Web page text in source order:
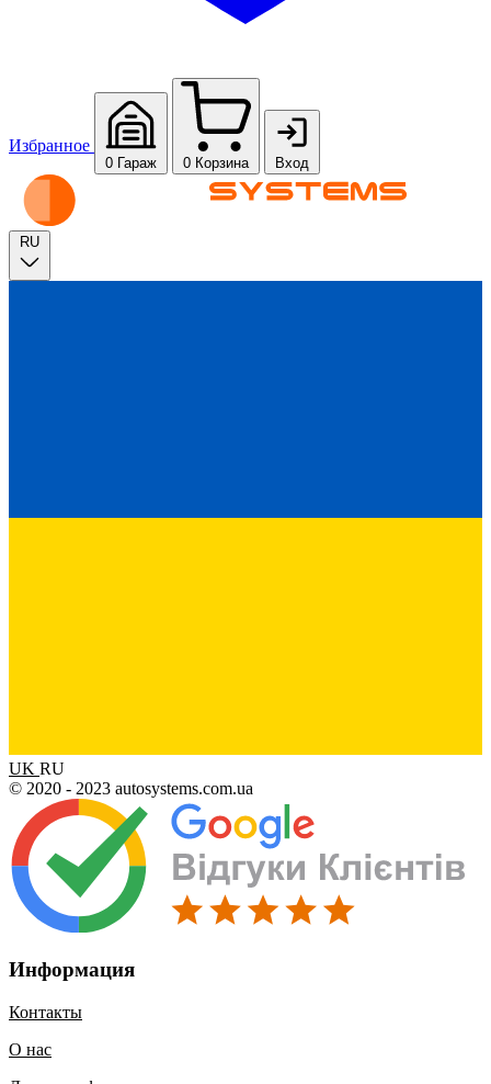
Избранное
0 Гараж 0 Корзина Вход
UK RU
© 2020 - 2023 autosystems.com.ua
Информация
Контакты
О нас